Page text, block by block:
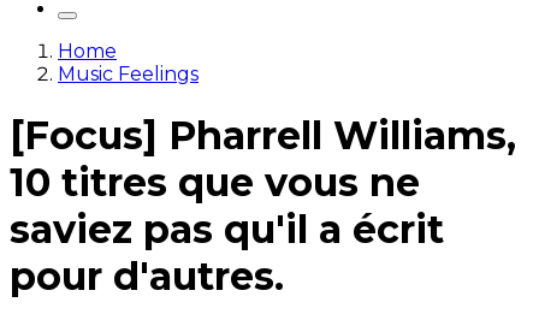
Home
Music Feelings
[Focus] Pharrell Williams,
10 titres que vous ne
saviez pas qu'il a écrit
pour d'autres.